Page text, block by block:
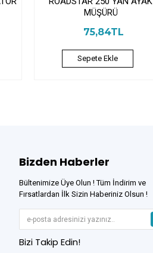
MÜŞÜRÜ
75,84TL
Sepete Ekle
Bizden Haberler
Bültenimize Üye Olun ! Tüm İndirim ve
Fırsatlardan İlk Sizin Haberiniz Olsun !
Bizi Takip Edin!